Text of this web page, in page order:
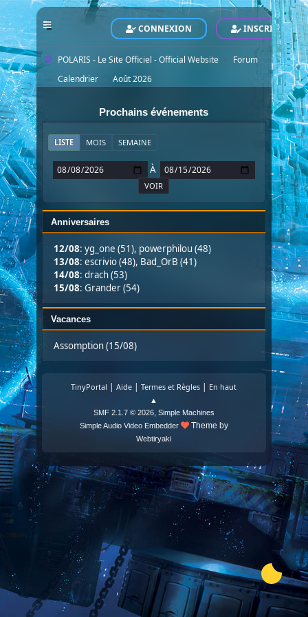
CONNEXION INSCRIVEZ-
POLARIS - Le Site Officiel - Official Website Forum
Calendrier Août 2026
Prochains événements
LISTE MOIS SEMAINE
À
Anniversaires
12/08: yg_one (51), powerphilou (48)
13/08: escrivio (48), Bad_OrB (41)
14/08: drach (53)
15/08: Grander (54)
Vacances
Assomption (15/08)
TinyPortal |Aide |Termes et Règles | En haut
▲
SMF 2.1.7 © 2026, Simple Machines
Simple Audio Video Embedder
Theme by
Webtiryaki